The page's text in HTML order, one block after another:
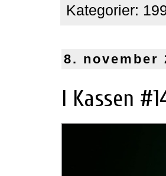
Kategorier:
8. november
I Kassen